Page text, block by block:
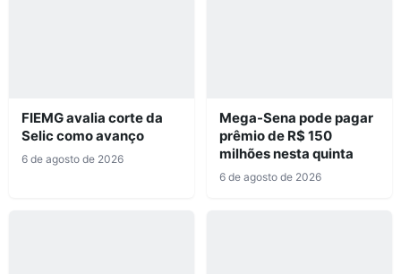
FIEMG avalia corte da
Selic como avanço
6 de agosto de 2026
Mega-Sena pode pagar
prêmio de R$ 150
milhões nesta quinta
6 de agosto de 2026